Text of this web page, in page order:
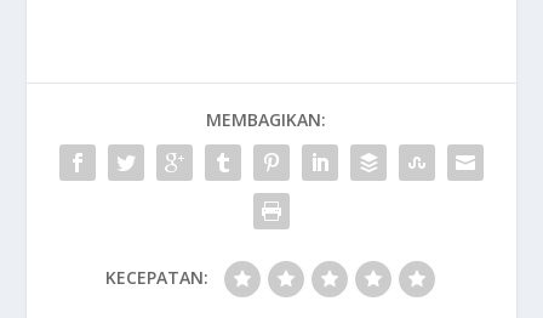
MEMBAGIKAN:
KECEPATAN: